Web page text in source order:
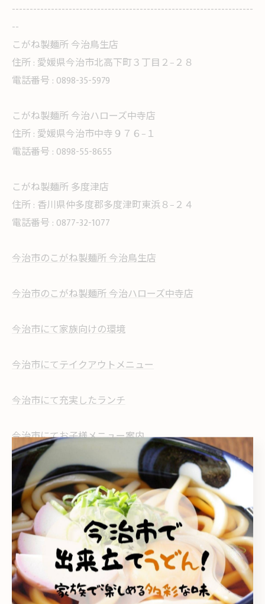
--------------------------------------------------------------------
--
こがね製麺所 今治鳥生店
住所 : 愛媛県今治市北高下町３丁目２−２８
電話番号 : 0898-35-5979
こがね製麺所 今治ハローズ中寺店
住所 : 愛媛県今治市中寺９７６−１
電話番号 : 0898-55-8655
こがね製麺所 多度津店
住所 : 香川県仲多度郡多度津町東浜８−２４
電話番号 : 0877-32-1077
今治市のこがね製麺所 今治鳥生店
今治市のこがね製麺所 今治ハローズ中寺店
今治市にて家族向けの環境
今治市にてテイクアウトメニュー
今治市にて充実したランチ
今治市にてお子様メニュー案内
--------------------------------------------------------------------
--
こがね製麺所 今治鳥生店 こがね製麺所 今治ハローズ中寺店 家族
テイクアウト
ランチ お子様メニュー
< 前のページ 一覧に戻る 次のページ >